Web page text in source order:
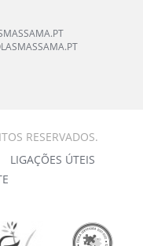
RESERVADOS.
LIGAÇÕES ÚTEIS